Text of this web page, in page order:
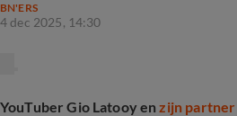
BN'ERS
4 dec 2025, 14:30
YouTuber Gio Latooy enzijn partner